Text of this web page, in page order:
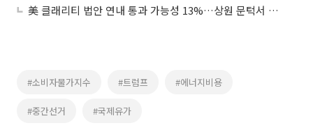
美 클래리티 법안 연내 통과 가능성 13%…상원 문턱서 제동
#소비자물가지수 #트럼프 #에너지비용
#중간선거 #국제유가